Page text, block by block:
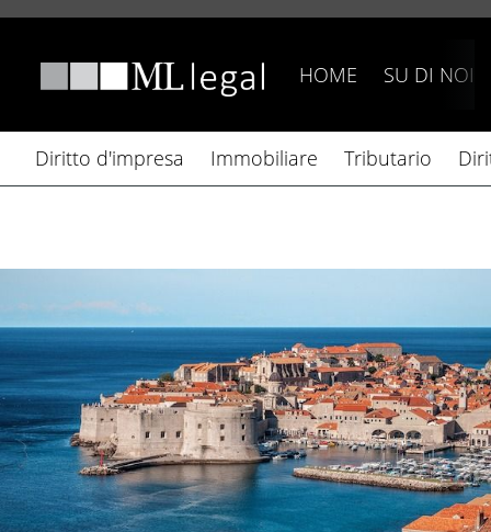
HOME SU DI NOI
Diritto d'impresa Immobiliare Tributario